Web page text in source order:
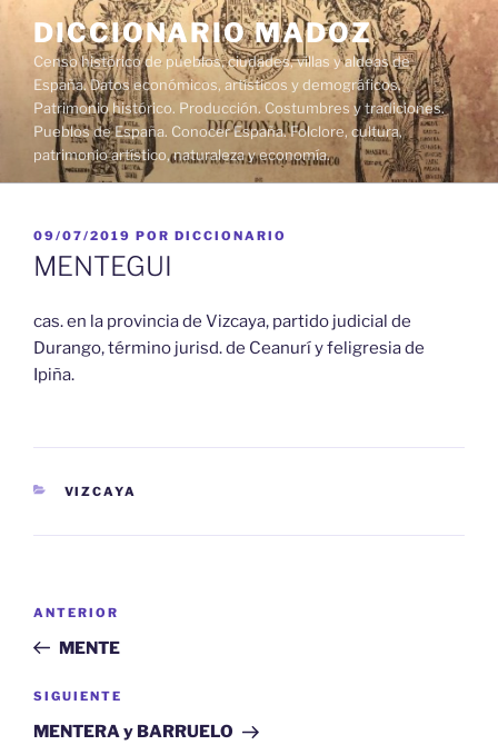
contenido
DICCIONARIO MADOZ
Censo histórico de pueblos, ciudades, villas y aldeas de
España. Datos económicos, artísticos y demográficos.
Patrimonio histórico. Producción. Costumbres y tradiciones.
Pueblos de España. Conocer España. Folclore, cultura,
patrimonio artístico, naturaleza y economía.
PUBLICADO
EL
09/07/2019 POR DICCIONARIO
MENTEGUI
cas. en la provincia de Vizcaya, partido judicial de
Durango, término jurisd. de Ceanurí y feligresia de
Ipiña.
CATEGORÍAS
VIZCAYA
entradas
Entrada
anterior:
ANTERIOR
MENTE
Siguiente
entrada
SIGUIENTE
MENTERA y BARRUELO